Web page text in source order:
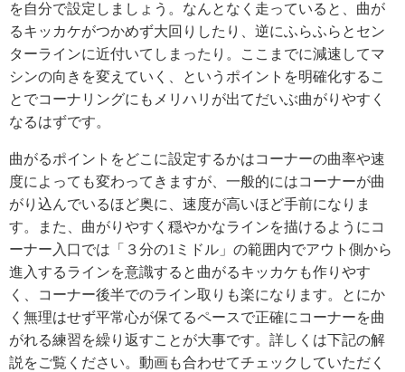
を自分で設定しましょう。なんとなく走っていると、曲が
るキッカケがつかめず大回りしたり、逆にふらふらとセン
ターラインに近付いてしまったり。ここまでに減速してマ
シンの向きを変えていく、というポイントを明確化するこ
とでコーナリングにもメリハリが出てだいぶ曲がりやすく
なるはずです。
曲がるポイントをどこに設定するかはコーナーの曲率や速
度によっても変わってきますが、一般的にはコーナーが曲
がり込んでいるほど奥に、速度が高いほど手前になりま
す。また、曲がりやすく穏やかなラインを描けるようにコ
ーナー入口では「３分の1ミドル」の範囲内でアウト側から
進入するラインを意識すると曲がるキッカケも作りやす
く、コーナー後半でのライン取りも楽になります。とにか
く無理はせず平常心が保てるペースで正確にコーナーを曲
がれる練習を繰り返すことが大事です。詳しくは下記の解
説をご覧ください。動画も合わせてチェックしていただく